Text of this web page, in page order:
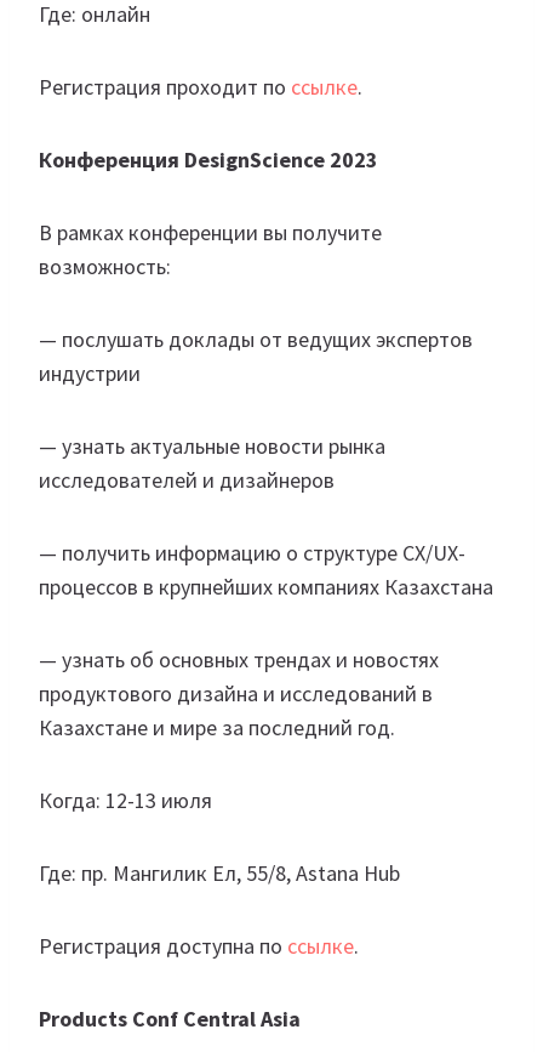
Где: онлайн
Регистрация проходит по ссылке.
Конференция DesignScience 2023
В рамках конференции вы получите
возможность:
— послушать доклады от ведущих экспертов
индустрии
— узнать актуальные новости рынка
исследователей и дизайнеров
— получить информацию о структуре CX/UX-
процессов в крупнейших компаниях Казахстана
— узнать об основных трендах и новостях
продуктового дизайна и исследований в
Казахстане и мире за последний год.
Когда: 12-13 июля
Где: пр. Мангилик Ел, 55/8, Astana Hub
Регистрация доступна по ссылке.
Products Conf Central Asia